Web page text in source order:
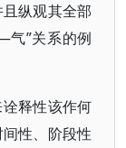
纵观其全部
气”关系的例
释性该作何
性、阶段性